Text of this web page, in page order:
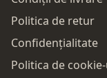
Politica de retur
Confidențialitate
Politica de